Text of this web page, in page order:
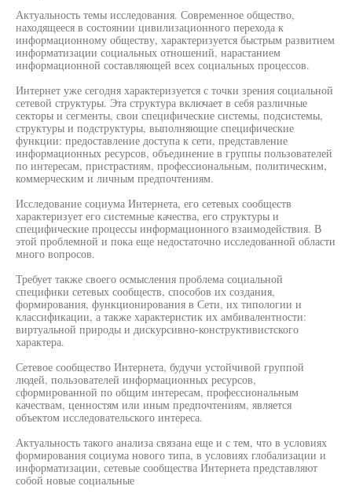
Актуальность темы исследования. Современное общество,
находящееся в состоянии цивилизационного перехода к
информационному обществу, характеризуется быстрым развитием
информатизации социальных отношений, нарастанием
информационной составляющей всех социальных процессов.
Интернет уже сегодня характеризуется с точки зрения социальной
сетевой структуры. Эта структура включает в себя различные
секторы и сегменты, свои специфические системы, подсистемы,
структуры и подструктуры, выполняющие специфические
функции: предоставление доступа к сети, представление
информационных ресурсов, объединение в группы пользователей
по интересам, пристрастиям, профессиональным, политическим,
коммерческим и личным предпочтениям.
Исследование социума Интернета, его сетевых сообществ
характеризует его системные качества, его структуры и
специфические процессы информационного взаимодействия. В
этой проблемной и пока еще недостаточно исследованной области
много вопросов.
Требует также своего осмысления проблема социальной
специфики сетевых сообществ, способов их создания,
формирования, функционирования в Сети, их типологии и
классификации, а также характеристик их амбивалентности:
виртуальной природы и дискурсивно-конструктивистского
характера.
Сетевое сообщество Интернета, будучи устойчивой группой
людей, пользователей информационных ресурсов,
сформированной по общим интересам, профессиональным
качествам, ценностям или иным предпочтениям, является
объектом исследовательского интереса.
Актуальность такого анализа связана еще и с тем, что в условиях
формирования социума нового типа, в условиях глобализации и
информатизации, сетевые сообщества Интернета представляют
собой новые социальные